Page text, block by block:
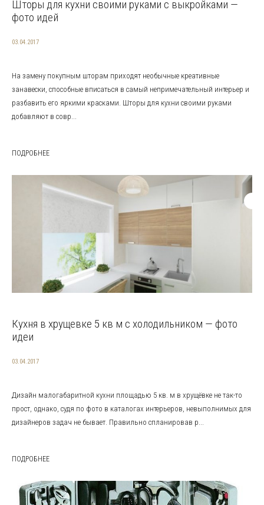
Шторы для кухни своими руками с выкройками —
фото идей
03.04.2017
На замену покупным шторам приходят необычные креативные
занавески, способные вписаться в самый непримечательный интерьер и
разбавить его яркими красками. Шторы для кухни своими руками
добавляют в совр...
ПОДРОБНЕЕ
Кухня в хрущевке 5 кв м с холодильником — фото
идеи
03.04.2017
Дизайн малогабаритной кухни площадью 5 кв. м в хрущёвке не так-то
прост, однако, судя по фото в каталогах интерьеров, невыполнимых для
дизайнеров задач не бывает. Правильно спланировав р...
ПОДРОБНЕЕ